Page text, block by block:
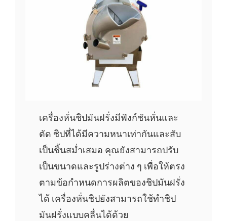
เครื่องหั่นชิปมันฝรั่งมีฟังก์ชันหั่นและ
ตัด ชิปที่ได้มีความหนาเท่ากันและสับ
เป็นชิ้นสม่ำเสมอ คุณยังสามารถปรับ
เป็นขนาดและรูปร่างต่าง ๆ เพื่อให้ตรง
ตามข้อกำหนดการผลิตของชิปมันฝรั่ง
ได้ เครื่องหั่นชิปยังสามารถใช้ทำชิป
มันฝรั่งแบบคลื่นได้ด้วย